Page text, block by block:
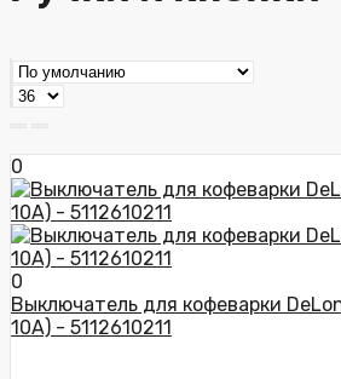
0
0
Выключатель для кофеварки
10A) - 5112610211